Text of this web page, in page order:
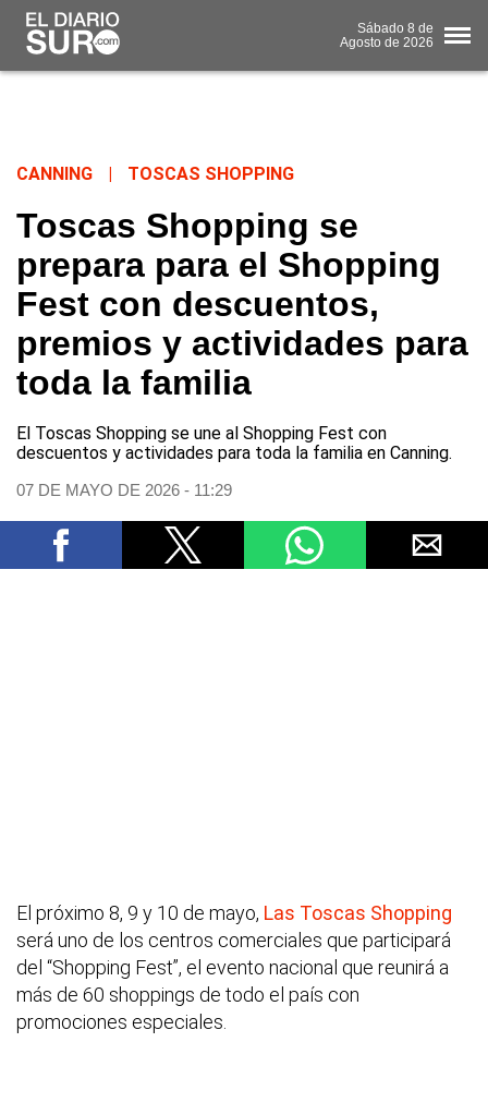
Sábado 8 de
Agosto de 2026
CANNING TOSCAS SHOPPING
Toscas Shopping se
prepara para el Shopping
Fest con descuentos,
premios y actividades para
toda la familia
El Toscas Shopping se une al Shopping Fest con
descuentos y actividades para toda la familia en Canning.
07 DE MAYO DE 2026 - 11:29
El próximo 8, 9 y 10 de mayo, Las Toscas Shopping
será uno de los centros comerciales que participará
del “Shopping Fest”, el evento nacional que reunirá a
más de 60 shoppings de todo el país con
promociones especiales.